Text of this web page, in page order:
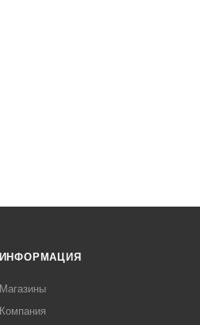
ИНФОРМАЦИЯ
Магазины
Компания